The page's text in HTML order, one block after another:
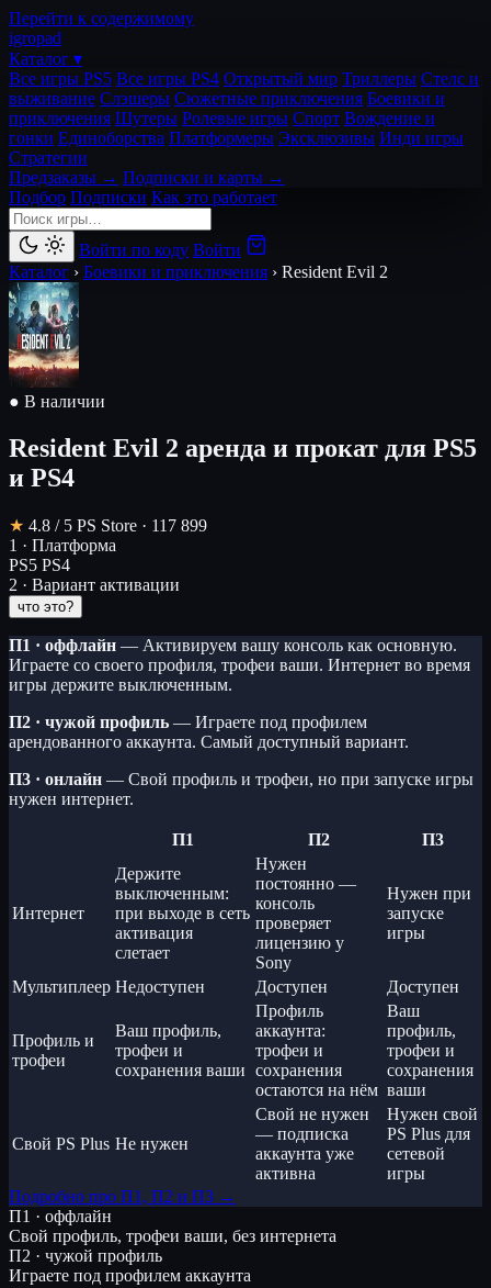
Перейти к содержимому
igropad
Каталог ▾
Все игры PS5 Все игры PS4 Открытый мир Триллеры Стелс и
выживание Слэшеры Сюжетные приключения Боевики и
приключения Шутеры Ролевые игры Спорт Вождение и
гонки Единоборства Платформеры Эксклюзивы Инди игры
Стратегии
Предзаказы → Подписки и карты →
Подбор Подписки Как это работает
Войти по коду Войти
Каталог › Боевики и приключения › Resident Evil 2
● В наличии
Resident Evil 2 аренда и прокат для PS5
и PS4
★ 4.8 / 5 PS Store · 117 899
1 · Платформа
PS5 PS4
2 · Вариант активации
что это?
П1 · оффлайн — Активируем вашу консоль как основную.
Играете со своего профиля, трофеи ваши. Интернет во время
игры держите выключенным.
П2 · чужой профиль — Играете под профилем
арендованного аккаунта. Самый доступный вариант.
П3 · онлайн — Свой профиль и трофеи, но при запуске игры
нужен интернет.
П1 П2 П3
Интернет
Держите
выключенным:
при выходе в сеть
активация
слетает
Нужен
постоянно —
консоль
проверяет
лицензию у
Sony
Нужен при
запуске
игры
Мультиплеер Недоступен Доступен Доступен
Профиль и
трофеи
Ваш профиль,
трофеи и
сохранения ваши
Профиль
аккаунта:
трофеи и
сохранения
остаются на нём
Ваш
профиль,
трофеи и
сохранения
ваши
Свой PS Plus Не нужен
Свой не нужен
— подписка
аккаунта уже
активна
Нужен свой
PS Plus для
сетевой
игры
Подробно про П1, П2 и П3 →
П1 · оффлайн
Свой профиль, трофеи ваши, без интернета
П2 · чужой профиль
Играете под профилем аккаунта